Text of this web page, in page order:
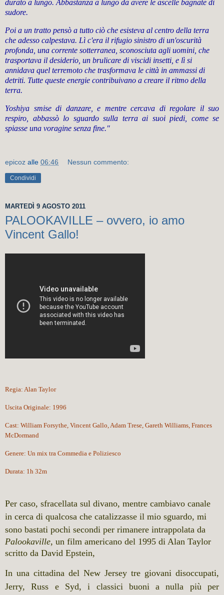
durato a lungo. Abbastanza a lungo da avere le ascelle bagnate di
sudore.
Poi a un tratto pensò a tutto ciò che esisteva al centro della terra
che adesso calpestava. Lì c'era il rifugio sinistro di un'oscurità
profonda, una corrente sotterranea, sconosciuta agli uomini, che
trasportava il desiderio, un brulicare di viscidi insetti, e lì si
annidava quel terremoto che trasformava le città in ammassi di
detriti. Tutte queste energie contribuivano a creare il ritmo della
terra.
Yoshiya smise di danzare, e mentre cercava di regolare il suo
respiro, abbassò lo sguardo sulla terra ai suoi piedi, come se
spiasse una voragine senza fine."
epicoz alle 06:46 Nessun commento:
Condividi
MARTEDÌ 9 AGOSTO 2011
PALOOKAVILLE – ovvero, io amo
Vincent Gallo!
Regia: Alan Taylor
Uscita Originale: 1996
Cast: William Forsythe, Vincent Gallo,Adam Trese, Gareth Williams, Frances
McDormand
Genere: Un mix tra Commedia e Poliziesco
Durata: 1h 32m
Per caso, sfracellata sul divano, mentre cambiavo canale
in cerca di qualcosa che catalizzasse il mio sguardo, mi
sono bastati pochi secondi per rimanere intrappolata da
Palookaville, un film americano del 1995 di Alan Taylor
scritto da David Epstein,
In una cittadina del New Jersey tre giovani disoccupati,
Jerry, Russ e Syd, i classici buoni a nulla più per